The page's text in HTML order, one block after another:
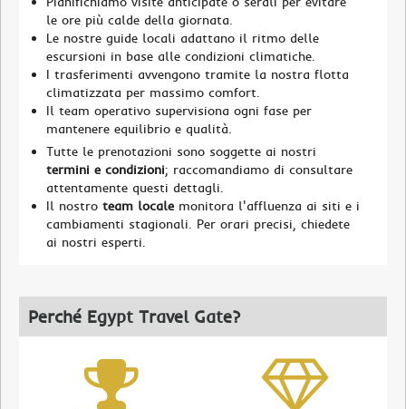
le ore più calde della giornata.
Le nostre guide locali adattano il ritmo delle
escursioni in base alle condizioni climatiche.
I trasferimenti avvengono tramite la nostra flotta
climatizzata per massimo comfort.
Il team operativo supervisiona ogni fase per
mantenere equilibrio e qualità.
Tutte le prenotazioni sono soggette ai nostri
termini e condizioni; raccomandiamo di consultare
attentamente questi dettagli.
Il nostro team localemonitora l'affluenza ai siti e i
cambiamenti stagionali. Per orari precisi, chiedete
ai nostri esperti.
Perché Egypt Travel Gate?